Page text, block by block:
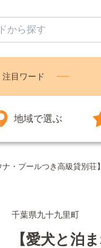
注目ワード
地域で選ぶ
ナ・プールつき高級貸別
千葉県九十九里町
【愛犬と泊